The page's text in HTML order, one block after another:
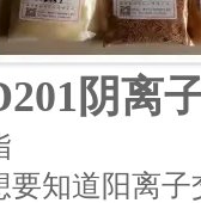
阴离
要知道阳离